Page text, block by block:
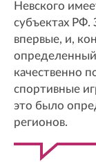
Невского
субъектах РФ.
впервые, и,
определенный
качественно
спортивные
это было
регионов.